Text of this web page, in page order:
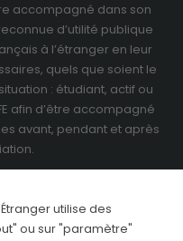
accompagné dans son
d’utilité publique
à l’étranger en leur
quels que soient le
: étudiant, actif ou
afin d’être accompagné
avant, pendant et après
utilise des
ou sur "paramètre"